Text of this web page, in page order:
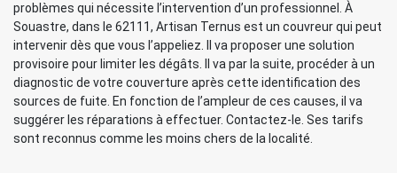
problèmes qui nécessite l’intervention d’un professionnel. À
Souastre, dans le 62111, Artisan Ternus est un couvreur qui peut
intervenir dès que vous l’appeliez. Il va proposer une solution
provisoire pour limiter les dégâts. Il va par la suite, procéder à un
diagnostic de votre couverture après cette identification des
sources de fuite. En fonction de l’ampleur de ces causes, il va
suggérer les réparations à effectuer. Contactez-le. Ses tarifs
sont reconnus comme les moins chers de la localité.